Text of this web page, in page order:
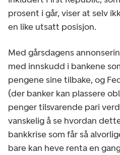
prosent i går, viser at selv
en like utsatt posisjon.
Med gårsdagens
med innskudd i bankene
pengene sine tilbake, og
(der banker kan plassere
penger tilsvarende pari
vanskelig å se hvordan
bankkrise som får så
bare kan heve renta en